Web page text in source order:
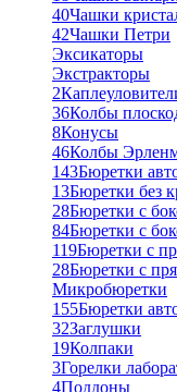
40Чашки
42Чашки Петри
Эксикаторы
Экстракторы
2
36Колбы
8Конусы
46Колбы
143Бюретки
13Бюретки без
28Бюретки с
84Бюретки с
119Бюретки с
28Бюретки с
Микробюретки
155Бюретки
32Заглушки
19Колпаки
3Горелки
4Поддоны